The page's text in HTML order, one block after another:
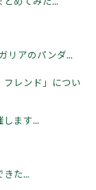
リアのパンダ...
フレンド」につい
ます...
た...